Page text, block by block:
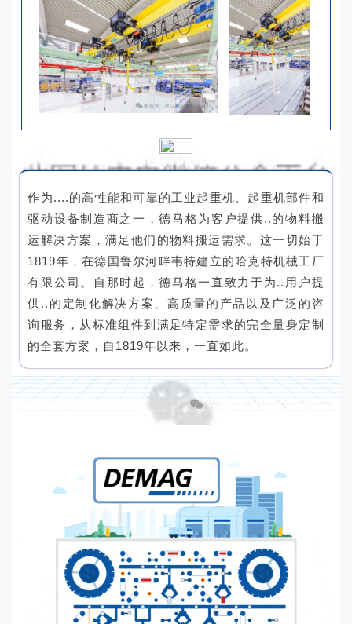
作为....的高性能和可靠的工业起重机、起重机部件和
驱动设备制造商之一，德马格为客户提供..的物料搬
运解决方案，满足他们的物料搬运需求。这一切始于
1819年，在德国鲁尔河畔韦特建立的哈克特机械工厂
有限公司。自那时起，德马格一直致力于为..用户提
供..的定制化解决方案、高质量的产品以及广泛的咨
询服务，从标准组件到满足特定需求的完全量身定制
的全套方案，自1819年以来，一直如此。